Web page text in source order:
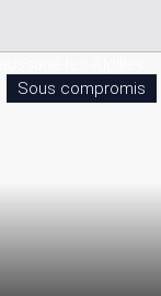
Sous compromis